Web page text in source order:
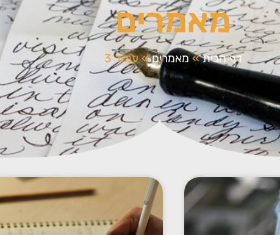
מאמרים
דף הבית»מאמרים»עמוד 3